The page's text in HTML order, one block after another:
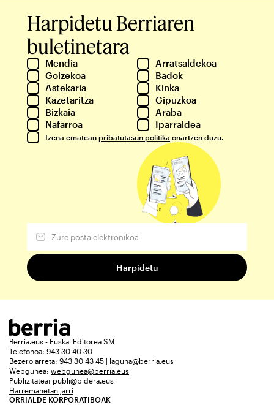
Harpidetu Berriaren
buletinetara
Mendia
Arratsaldekoa
Goizekoa
Badok
Astekaria
Kinka
Kazetaritza
Gipuzkoa
Bizkaia
Araba
Nafarroa
Iparraldea
Izena ematean pribatutasun politika onartzen duzu.
Berria.eus - Euskal Editorea SM
Telefonoa: 943 30 40 30
Bezero arreta: 943 30 43 45 | laguna@berria.eus
Webgunea: webgunea@berria.eus
Publizitatea: publi@bidera.eus
Harremanetan jarri
ORRIALDE KORPORATIBOAK